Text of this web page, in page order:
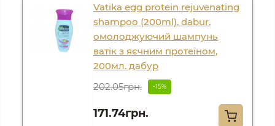
Vatika egg protein rejuvenating
shampoo (200ml). dabur.
омолоджуючий шампунь
ватік з яєчним протеїном,
200мл. дабур
202.05грн.
-15%
171.74грн.